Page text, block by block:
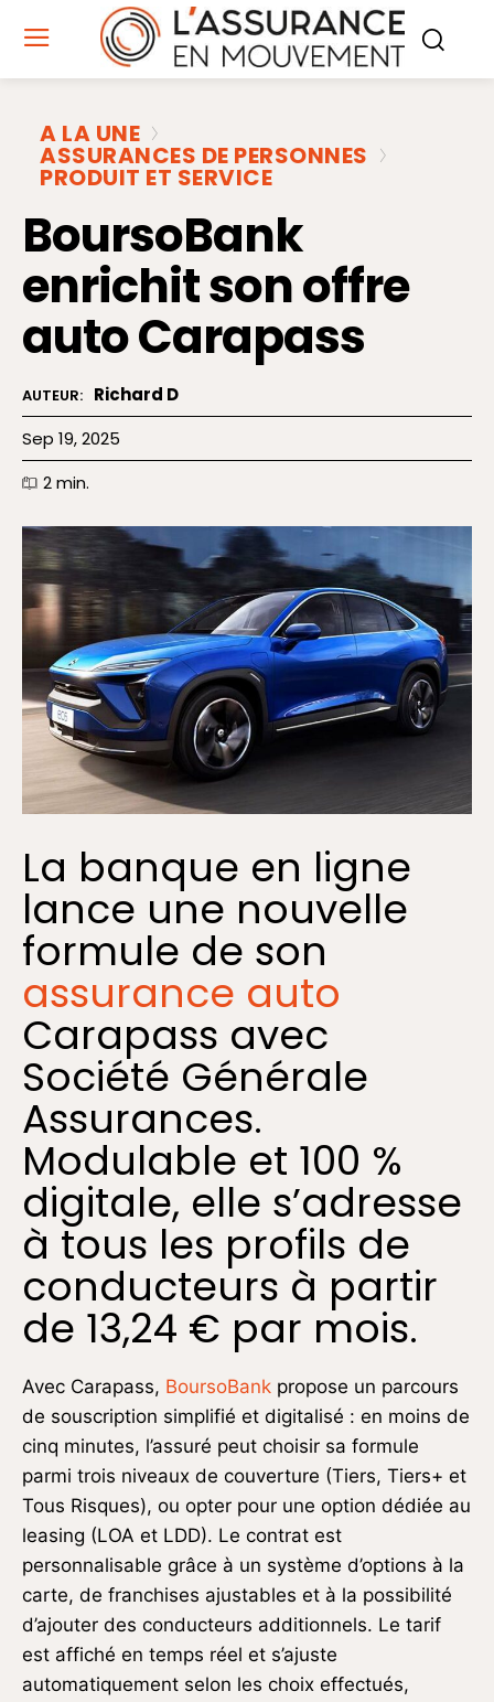
A LA UNE
ASSURANCES DE PERSONNES
PRODUIT ET SERVICE
BoursoBank
enrichit son offre
auto Carapass
AUTEUR: Richard D
Sep 19, 2025
2min.
La banque en ligne
lance une nouvelle
formule de son
assurance auto
Carapass avec
Société Générale
Assurances.
Modulable et 100 %
digitale, elle s’adresse
à tous les profils de
conducteurs à partir
de 13,24 € par mois.
Avec Carapass, BoursoBank propose un parcours
de souscription simplifié et digitalisé : en moins de
cinq minutes, l’assuré peut choisir sa formule
parmi trois niveaux de couverture (Tiers, Tiers+ et
Tous Risques), ou opter pour une option dédiée au
leasing (LOA et LDD). Le contrat est
personnalisable grâce à un système d’options à la
carte, de franchises ajustables et à la possibilité
d’ajouter des conducteurs additionnels. Le tarif
est affiché en temps réel et s’ajuste
automatiquement selon les choix effectués,